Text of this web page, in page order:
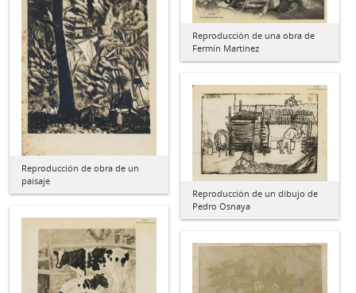
Reproducción de una obra de
Fermín Martínez
Reproducción de obra de un
paisaje
Reproducción de un dibujo de
Pedro Osnaya